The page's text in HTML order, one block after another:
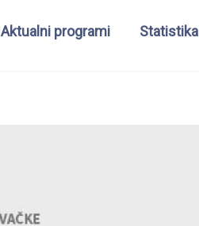
Aktualni programi Statistika